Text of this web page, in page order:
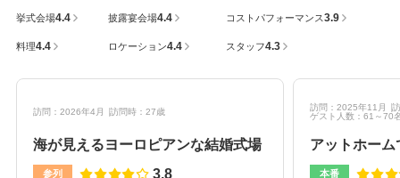
挙式会場4.4 披露宴会場4.4 コストパフォーマンス3.9
料理4.4 ロケーション4.4 スタッフ4.3
訪問：2026年4月 訪問時：27歳
海が見えるヨーロピアンな結婚式場
参列 3.8
訪問：2025年11月
ゲスト人数：61～70
アットホー
本番